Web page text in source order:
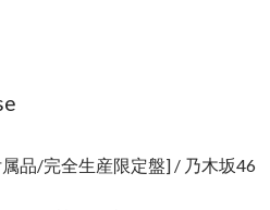
品/完全生産限定盤] / 乃木坂46